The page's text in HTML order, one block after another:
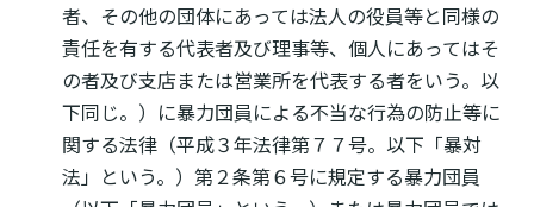
者、その他の団体にあっては法人の役員等と同様の
責任を有する代表者及び理事等、個人にあってはそ
の者及び支店または営業所を代表する者をいう。以
下同じ。）に暴力団員による不当な行為の防止等に
関する法律（平成３年法律第７７号。以下「暴対
法」という。）第２条第６号に規定する暴力団員